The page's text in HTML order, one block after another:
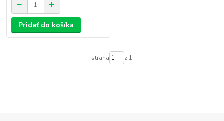
Pridať do košíka
strana z 1